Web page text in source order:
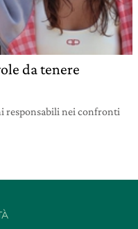
da tenere
responsabili nei confronti